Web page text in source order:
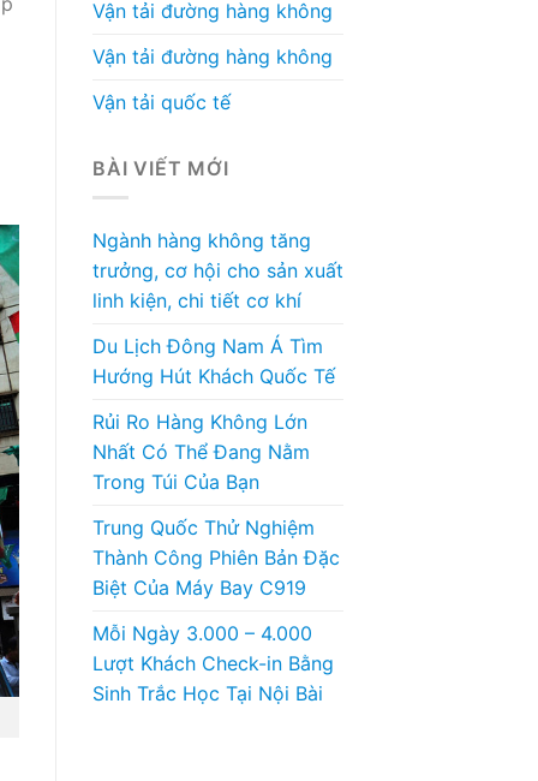
Vận tải đường hàng không
Vận tải đường hàng không
Vận tải quốc tế
BÀI VIẾT MỚI
Ngành hàng không tăng
trưởng, cơ hội cho sản xuất
linh kiện, chi tiết cơ khí
Du Lịch Đông Nam Á Tìm
Hướng Hút Khách Quốc Tế
Rủi Ro Hàng Không Lớn
Nhất Có Thể Đang Nằm
Trong Túi Của Bạn
Trung Quốc Thử Nghiệm
Thành Công Phiên Bản Đặc
Biệt Của Máy Bay C919
Mỗi Ngày 3.000 – 4.000
Lượt Khách Check-in Bằng
Sinh Trắc Học Tại Nội Bài